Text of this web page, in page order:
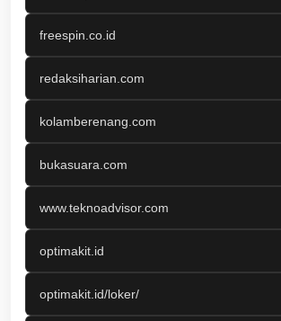
freespin.co.id
redaksiharian.com
kolamberenang.com
bukasuara.com
www.teknoadvisor.com
optimakit.id
optimakit.id/loker/